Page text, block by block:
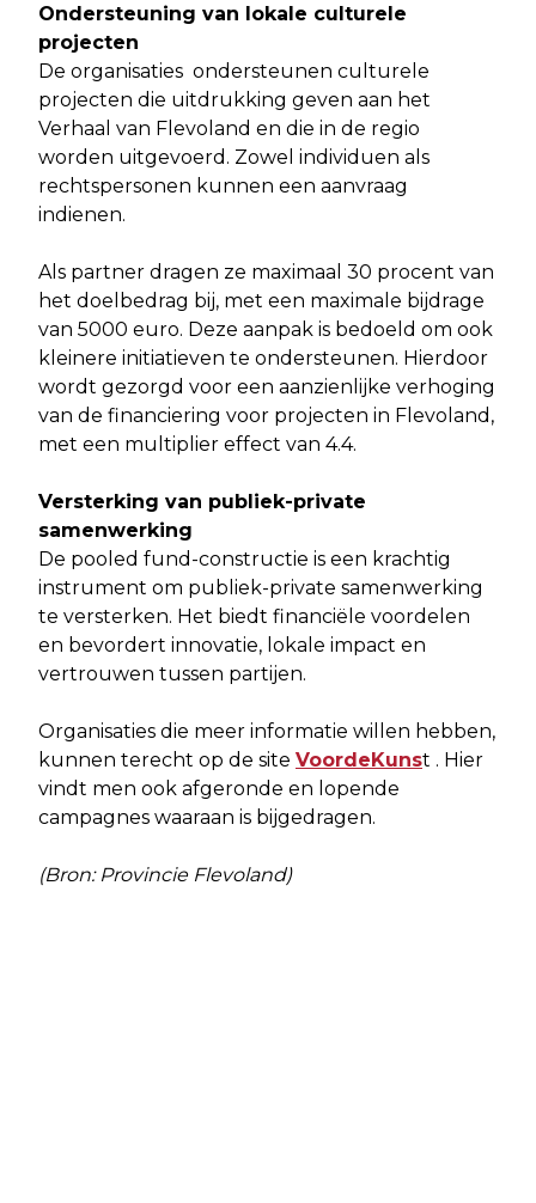
Ondersteuning van lokale culturele
projecten
De organisaties ondersteunen culturele
projecten die uitdrukking geven aan het
Verhaal van Flevoland en die in de regio
worden uitgevoerd. Zowel individuen als
rechtspersonen kunnen een aanvraag
indienen.
Als partner dragen ze maximaal 30 procent van
het doelbedrag bij, met een maximale bijdrage
van 5000 euro. Deze aanpak is bedoeld om ook
kleinere initiatieven te ondersteunen. Hierdoor
wordt gezorgd voor een aanzienlijke verhoging
van de financiering voor projecten in Flevoland,
met een multiplier effect van 4.4.
Versterking van publiek-private
samenwerking
De pooled fund-constructie is een krachtig
instrument om publiek-private samenwerking
te versterken. Het biedt financiële voordelen
en bevordert innovatie, lokale impact en
vertrouwen tussen partijen.
Organisaties die meer informatie willen hebben,
kunnen terecht op de site VoordeKunst . Hier
vindt men ook afgeronde en lopende
campagnes waaraan is bijgedragen.
(Bron: Provincie Flevoland)